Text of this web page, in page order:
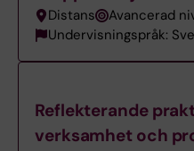
Distans Avancerad
Undervisningspråk:
Reflekterande
verksamhet och